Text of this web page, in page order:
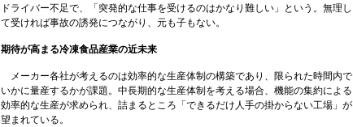
ドライバー不足で、「突発的な仕事を受けるのはかなり難しい」という。無理し
て受ければ事故の誘発につながり、元も子もない。
期待が高まる冷凍食品産業の近未来
メーカー各社が考えるのは効率的な生産体制の構築であり、限られた時間内で
いかに量産するかが課題。中長期的な生産体制を考える場合、機能の集約による
効率的な生産が求められ、詰まるところ「できるだけ人手の掛からない工場」が
望まれている。